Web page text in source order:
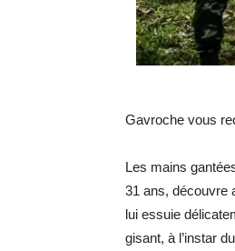
Gavroche vous
Les mains
31 ans, découvre
lui essuie
gisant, à l’instar